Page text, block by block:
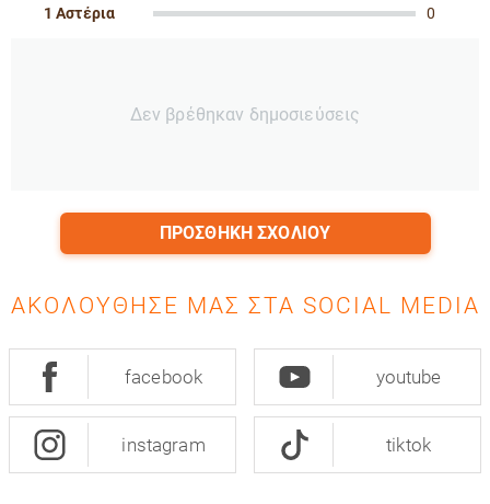
1 Αστέρια
0
Δεν βρέθηκαν δημοσιεύσεις
ΠΡΟΣΘΉΚΗ ΣΧΟΛΊΟΥ
ΑΚΟΛΟΎΘΗΣΈ ΜΑΣ ΣΤΑ SOCIAL MEDIA
facebook youtube
instagram tiktok